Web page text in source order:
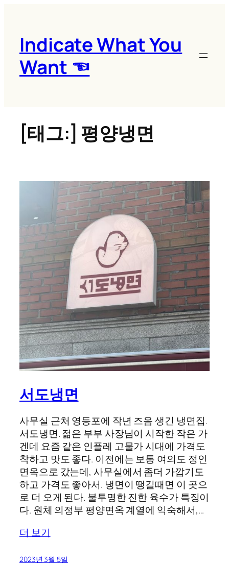
Indicate What You
Want ☜
[태그:] 평양냉면
서도냉면
사무실 근처 영등포에 작년 즈음 생긴 냉면집.
서도냉면. 젊은 부부 사장님이 시작한 작은 가
겐데 요즘 같은 인플레 고물가 시대에 가격도
착하고 맛도 좋다. 이전에는 보통 여의도 정인
면옥으로 갔는데, 사무실에서 좀더 가깝기도
하고 가격도 좋아서. 냉면이 땡길때면 이 곳으
로 더 오게 된다. 불투명한 진한 육수가 특징이
다. 원체 의정부 평양면옥 계열에 익숙해서,…
더 보기
2023년 3월 5일